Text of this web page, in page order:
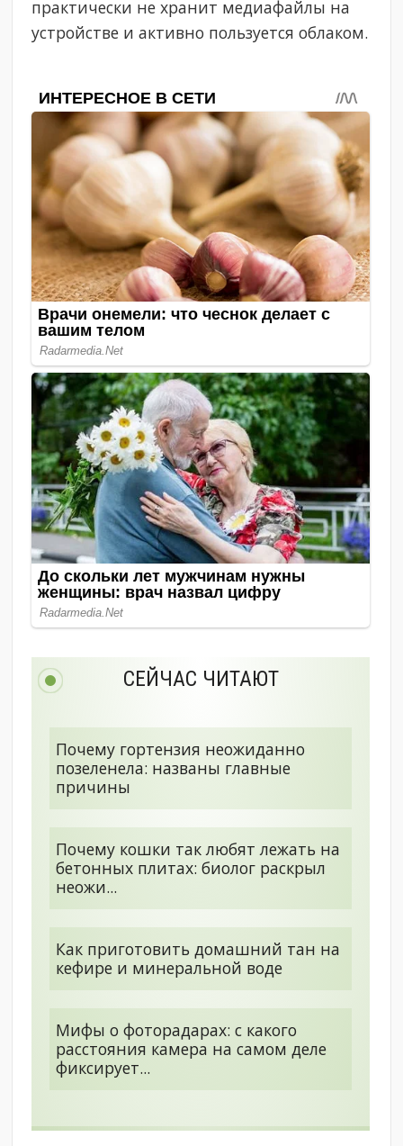
практически не хранит медиафайлы на
устройстве и активно пользуется облаком.
СЕЙЧАС ЧИТАЮТ
Почему гортензия неожиданно
позеленела: названы главные
причины
Почему кошки так любят лежать на
бетонных плитах: биолог раскрыл
неожи...
Как приготовить домашний тан на
кефире и минеральной воде
Мифы о фоторадарах: с какого
расстояния камера на самом деле
фиксирует...